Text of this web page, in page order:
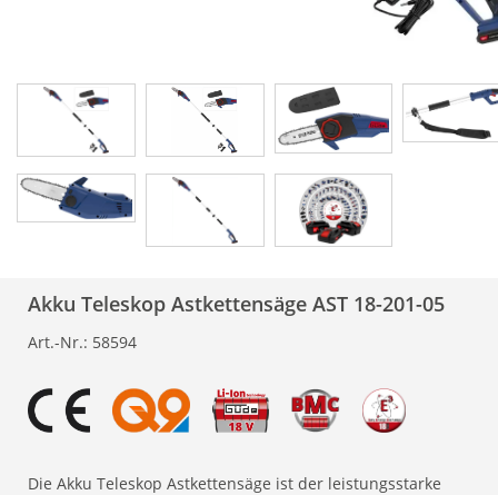
Akku Teleskop Astkettensäge AST 18-201-05
Art.-Nr.: 58594
Die Akku Teleskop Astkettensäge ist der leistungsstarke